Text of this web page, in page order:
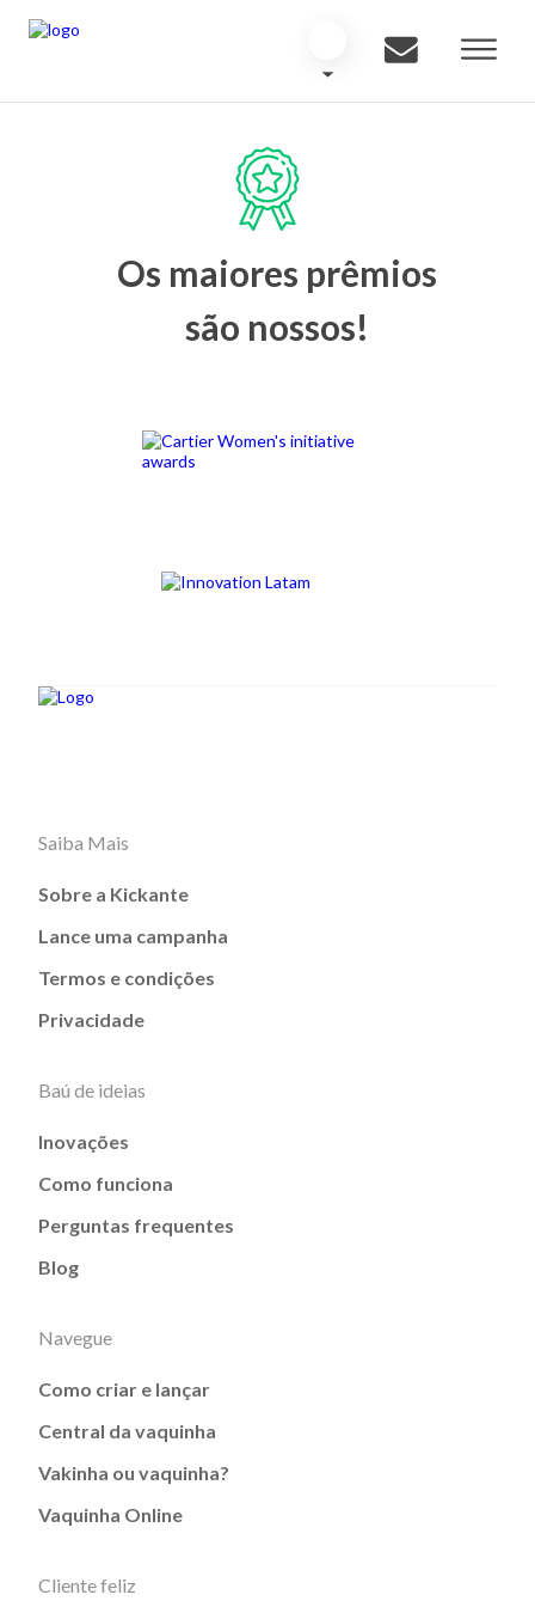
Os maiores prêmios
são nossos!
Saiba Mais
Sobre a Kickante
Lance uma campanha
Termos e condições
Privacidade
Baú de ideias
Inovações
Como funciona
Perguntas frequentes
Blog
Navegue
Como criar e lançar
Central da vaquinha
Vakinha ou vaquinha?
Vaquinha Online
Cliente feliz